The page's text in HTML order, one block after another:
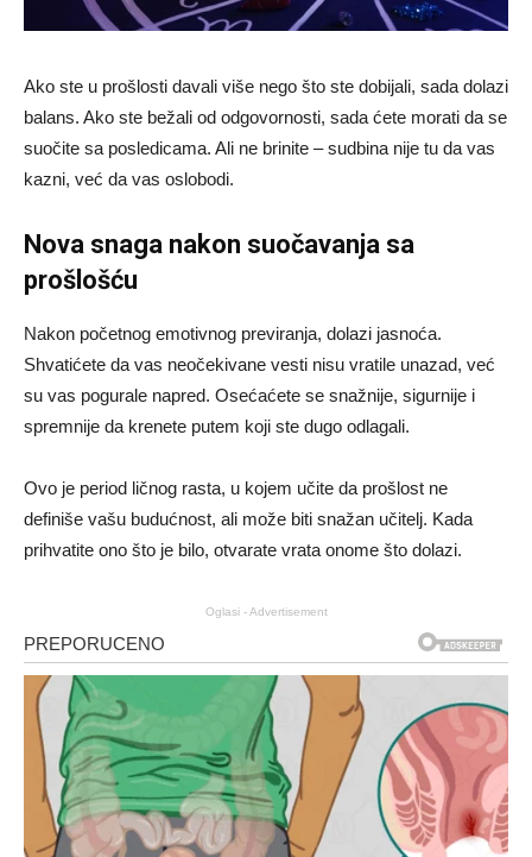
Ako ste u prošlosti davali više nego što ste dobijali, sada dolazi
balans. Ako ste bežali od odgovornosti, sada ćete morati da se
suočite sa posledicama. Ali ne brinite – sudbina nije tu da vas
kazni, već da vas oslobodi.
Nova snaga nakon suočavanja sa
prošlošću
Nakon početnog emotivnog previranja, dolazi jasnoća.
Shvatićete da vas neočekivane vesti nisu vratile unazad, već
su vas pogurale napred. Osećaćete se snažnije, sigurnije i
spremnije da krenete putem koji ste dugo odlagali.
Ovo je period ličnog rasta, u kojem učite da prošlost ne
definiše vašu budućnost, ali može biti snažan učitelj. Kada
prihvatite ono što je bilo, otvarate vrata onome što dolazi.
Oglasi - Advertisement